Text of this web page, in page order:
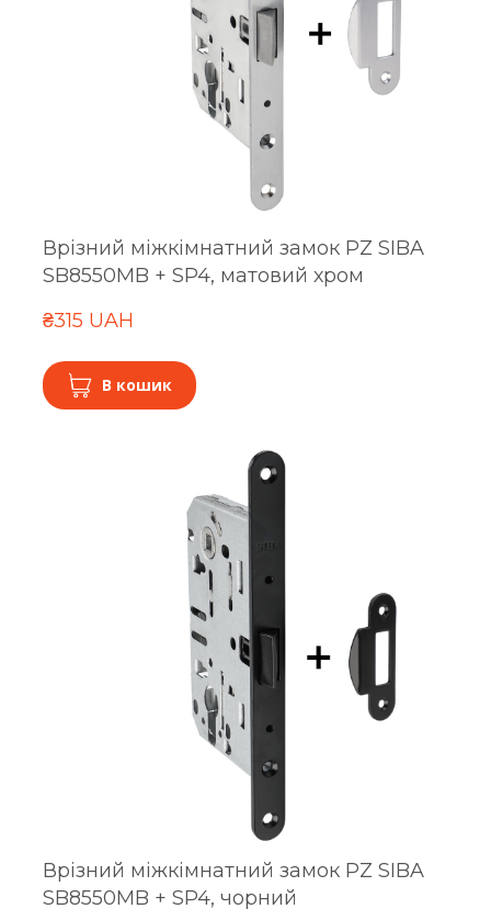
Врізний міжкімнатний замок PZ SIBA
SB8550MB + SP4, матовий хром
₴315 UAH
В кошик
Врізний міжкімнатний замок PZ SIBA
SB8550MB + SP4, чорний